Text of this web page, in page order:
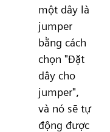
một dây là
jumper
bằng cách
chọn "Đặt
dây cho
jumper",
và nó sẽ tự
động được